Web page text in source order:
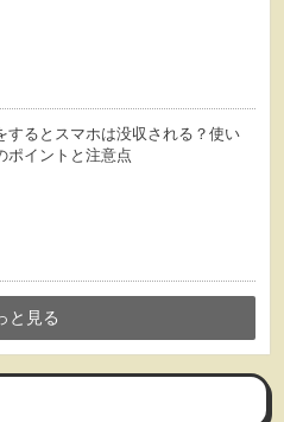
するとスマホは没収される？使い
ポイントと注意点
と見る